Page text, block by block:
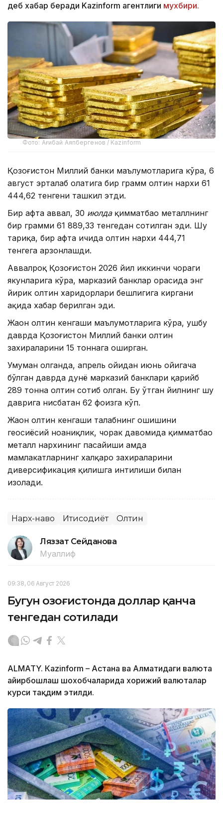
деб хабар беради Kazinform агентлиги мухбири.
Фото: Ағибай Аяпбергенов / Kazinform
Қозоғистон Миллий банки маълумотларига кўра, 6
август эрталаб ҳолатига бир грамм олтин нархи 61
444,62 тенгени ташкил этди.
Бир ҳафта аввал, 30 июлдақимматбаҳо металлнинг
бир грамми 61 889,33 тенгедан сотилган эди. Шу
тариқа, бир ҳафта ичида олтин нархи 444,71
тенгега арзонлашди.
Аввалроқ Қозоғистон 2026 йил иккинчи чораги
якунларига кўра, марказий банклар орасида энг
йирик олтин харидорлари бешлигига киргани
ҳақида хабар берилган эди.
Жаҳон олтин кенгаши маълумотларига кўра, ушбу
даврда Қозоғистон Миллий банки олтин
захираларини 15 тоннага оширган.
Умуман олганда, апрель ойидан июнь ойигача
бўлган даврда дунё марказий банклари қарийб
289 тонна олтин сотиб олган. Бу ўтган йилнинг шу
даврига нисбатан 62 фоизга кўп.
Жаҳон олтин кенгаши талабнинг ошишини
геосиёсий ноаниқлик, чорак давомида қимматбаҳо
металл нархининг пасайиши ҳамда
мамлакатларнинг халқаро захираларини
диверсификация қилишга интилиши билан
изоҳлади.
Нарх-наво Иқтисодиёт Олтин
Ляззат Сейданова
Муаллиф
09:38, 06 Август 2026
Бугун Қозоғистонда доллар қанча
тенгедан сотилади
ALMATY. Кazinform – Астана ва Алматидаги валюта
айирбошлаш шохобчаларида хорижий валюталар
курси тақдим этилди.